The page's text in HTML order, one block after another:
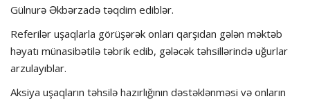
Gülnurə Əkbərzadə təqdim ediblər.
Referilər uşaqlarla görüşərək onları qarşıdan gələn məktəb
həyatı münasibətilə təbrik edib, gələcək təhsillərində uğurlar
arzulayıblar.
Aksiya uşaqların təhsilə hazırlığının dəstəklənməsi və onların